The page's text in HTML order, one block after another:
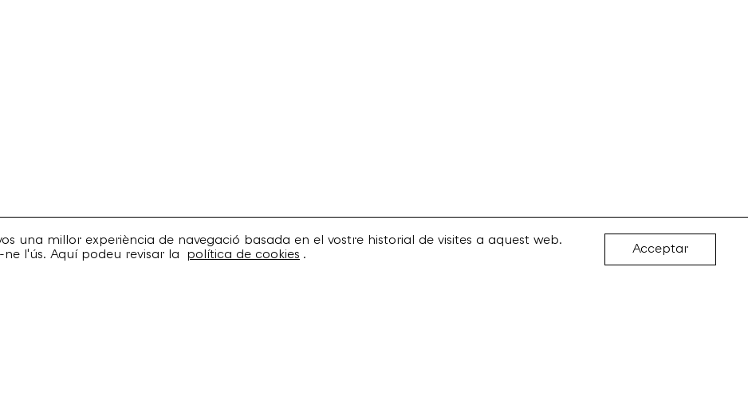
una millor experiència de navegació basada en el vostre historial de visites a aquest web.
l'ús. Aquí podeu revisar la
política de cookies . Acceptar